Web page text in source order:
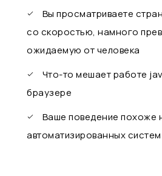
Вы просматриваете
со скоростью, намного
ожидаемую от человека
Что-то мешает работе
браузере
Ваше поведение похоже
автоматизированных систем